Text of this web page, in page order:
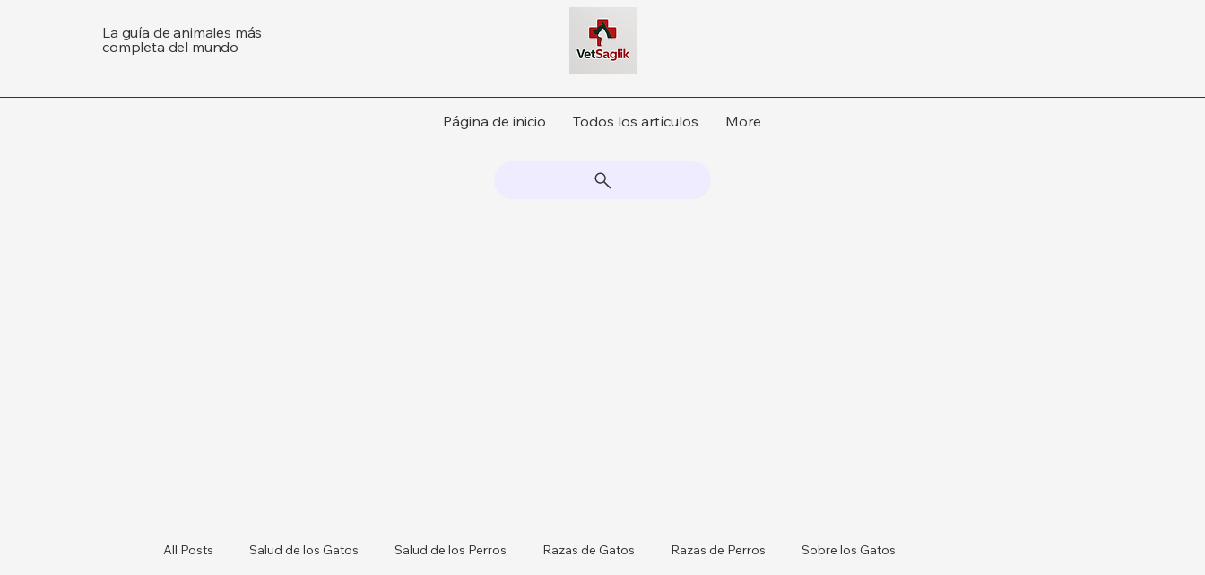
La guía de animales más
completa del mundo
Página de inicio Todos los artículos More
All Posts Salud de los Gatos Salud de los Perros Razas de Gatos Razas de Perros Sobre los Gatos